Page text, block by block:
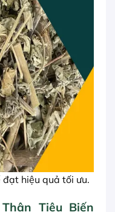
hiệu quả tối ưu.
Tiêu Biến